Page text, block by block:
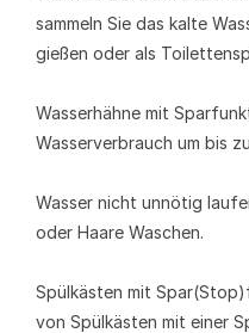
sammeln Sie das kalte
gießen oder als
Wasserhähne mit
Wasserverbrauch um bis
Wasser nicht unnötig
oder Haare Waschen.
Spülkästen mit
von Spülkästen mit einer